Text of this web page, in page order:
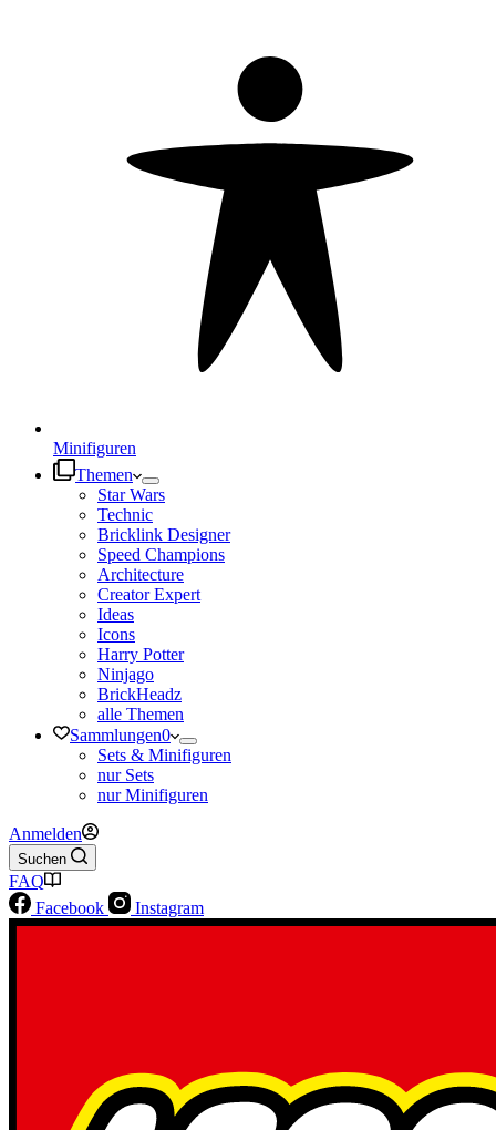
Minifiguren
Themen
Star Wars
Technic
Bricklink Designer
Speed Champions
Architecture
Creator Expert
Ideas
Icons
Harry Potter
Ninjago
BrickHeadz
alle Themen
Sammlungen0
Sets & Minifiguren
nur Sets
nur Minifiguren
Anmelden
Suchen
FAQ
Facebook
Instagram